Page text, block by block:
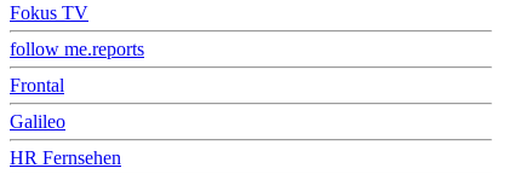
Fokus TV
follow me.reports
Frontal
Galileo
HR Fernsehen